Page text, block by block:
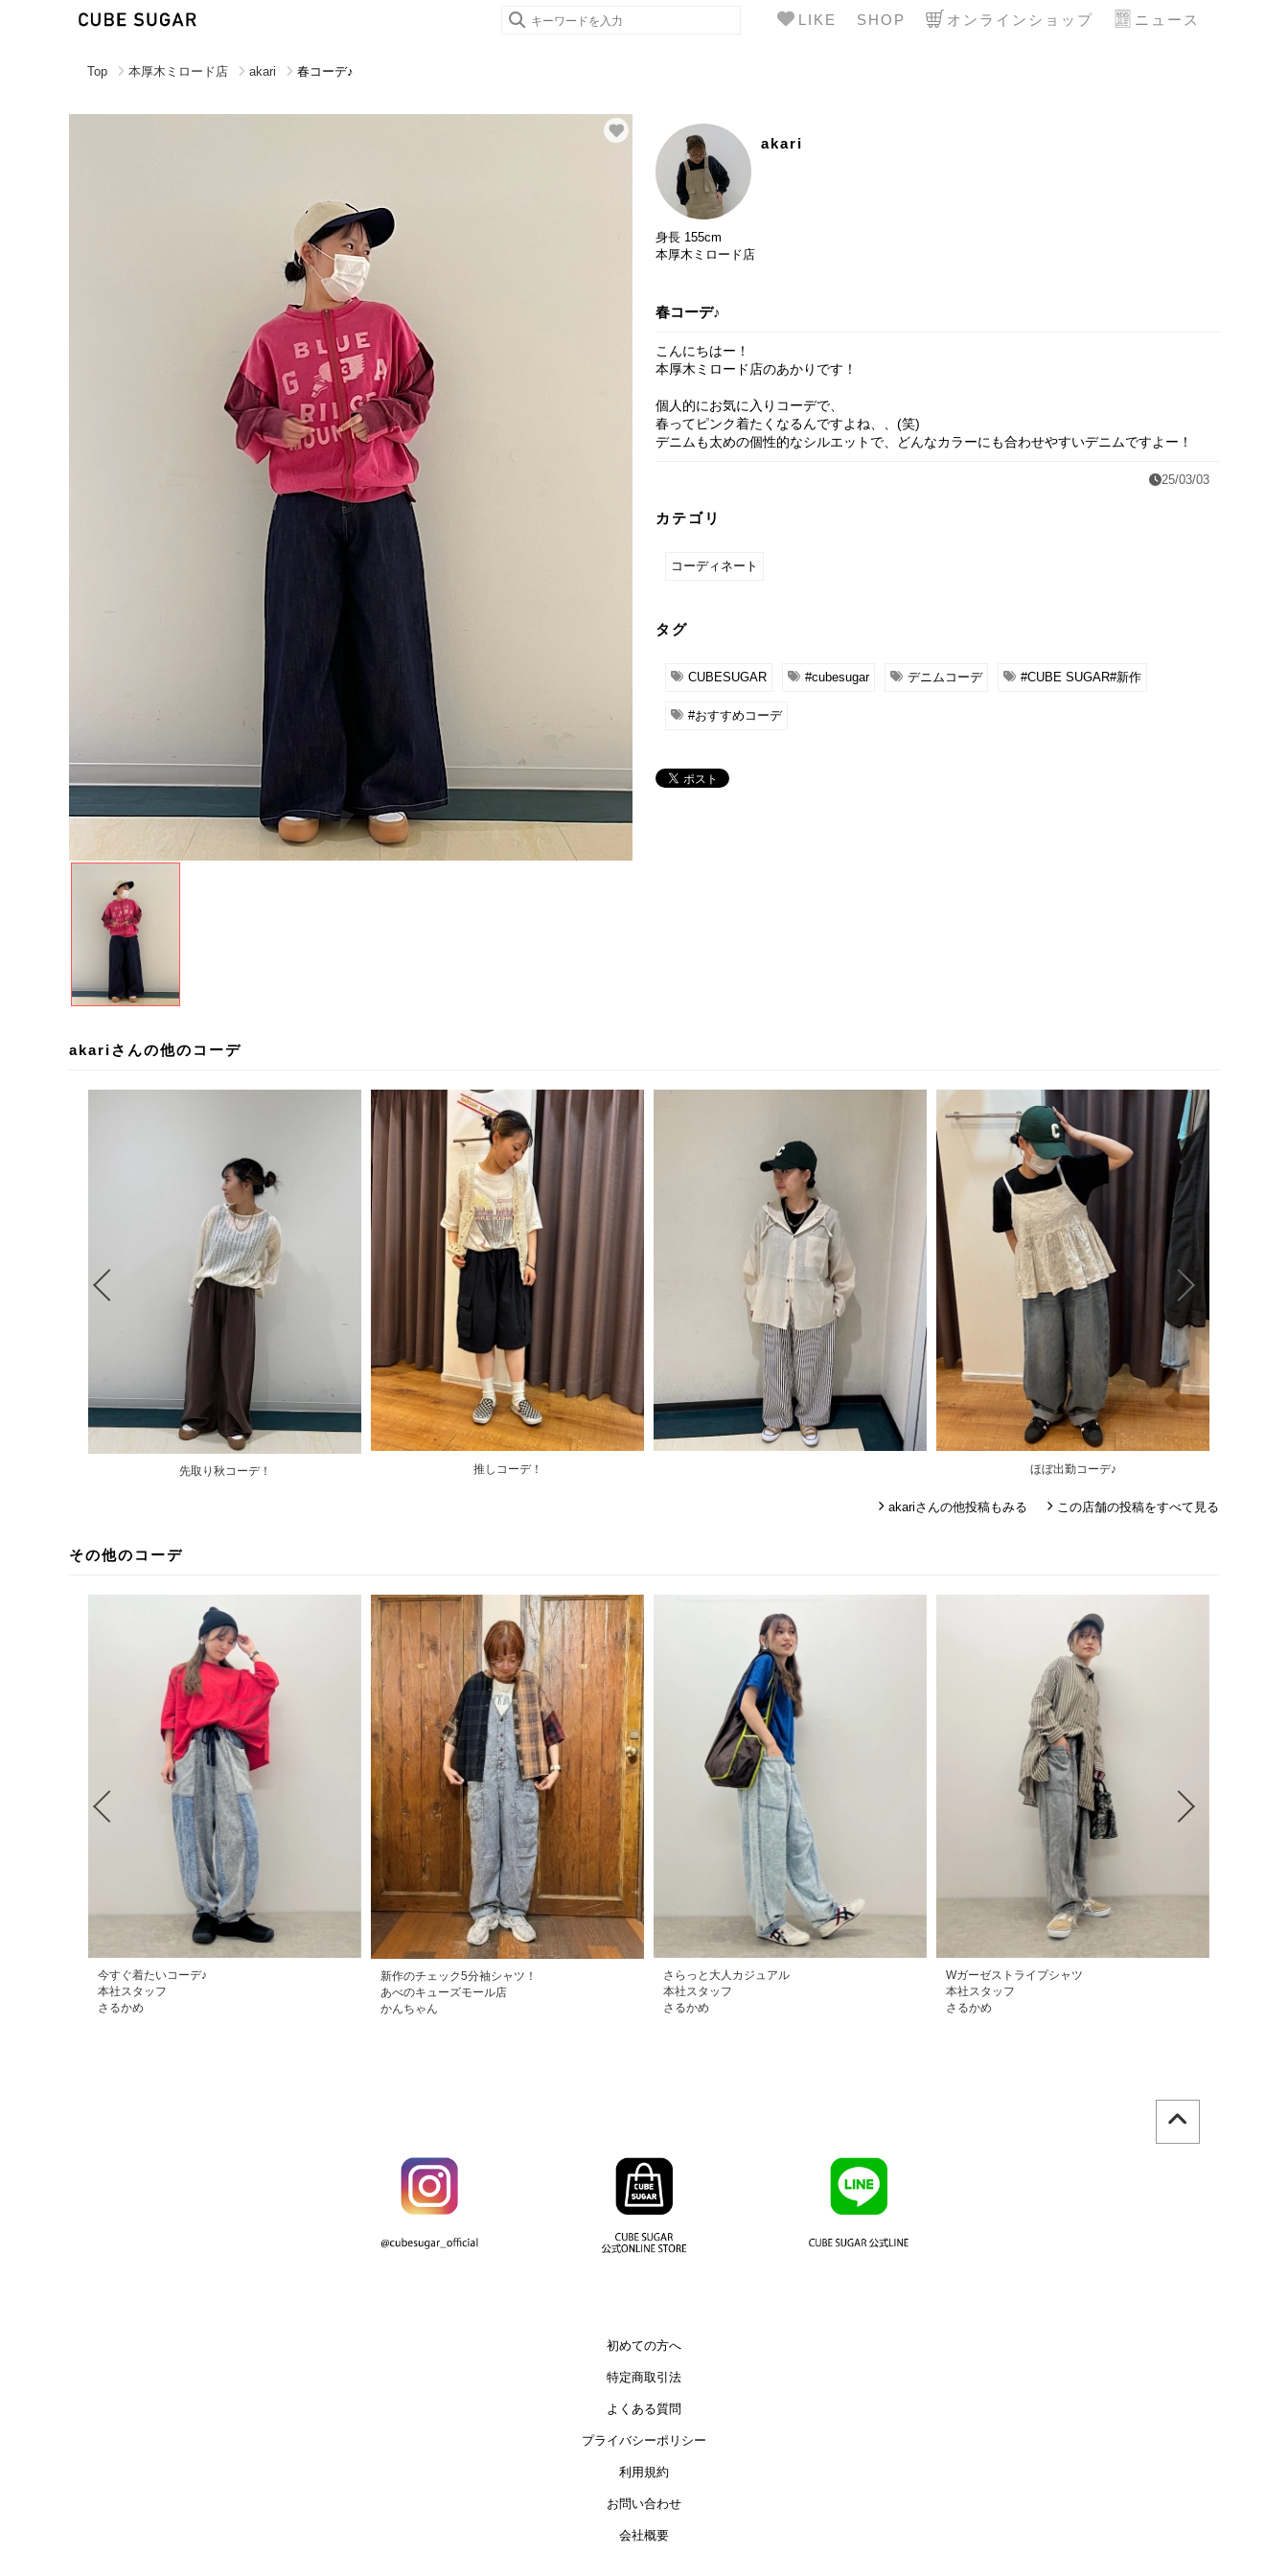
LIKE SHOP オンラインショップ ニュース
Top 本厚木ミロード店 akari 春コーデ♪
akari
身長 155cm
本厚木ミロード店
春コーデ♪
こんにちはー！
本厚木ミロード店のあかりです！
個人的にお気に入りコーデで、
春ってピンク着たくなるんですよね、、(笑)
デニムも太めの個性的なシルエットで、どんなカラーにも合わせやすいデニムですよー！
25/03/03
カテゴリ
コーディネート
タグ
CUBESUGAR #cubesugar デニムコーデ #CUBE SUGAR#新作
#おすすめコーデ
akariさんの他のコーデ
先取り秋コーデ！ 推しコーデ！ ほぼ出勤コーデ♪
akariさんの他投稿もみる この店舗の投稿をすべて見る
その他のコーデ
今すぐ着たいコーデ♪
本社スタッフ
さるかめ
新作のチェック5分袖シャツ！
あべのキューズモール店
かんちゃん
さらっと大人カジュアル
本社スタッフ
さるかめ
Wガーゼストライプシャツ
本社スタッフ
さるかめ
初めての方へ
特定商取引法
よくある質問
プライバシーポリシー
利用規約
お問い合わせ
会社概要